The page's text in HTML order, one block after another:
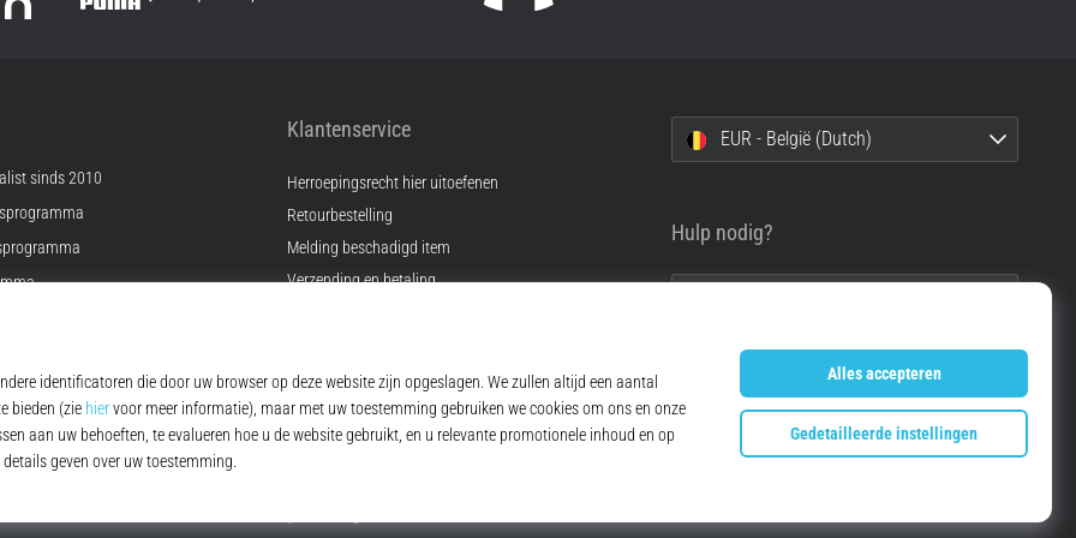
sinds 2010
Klantenservice
Herroepingsrecht hier uitoefenen
Retourbestelling
Melding beschadigd item
Verzending en betaling
FAQ
Privacybeleid
EUR - België (Dutch)
Hulp nodig?